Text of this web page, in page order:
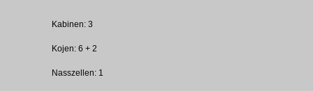
Kabinen: 3
Kojen: 6 + 2
Nasszellen: 1